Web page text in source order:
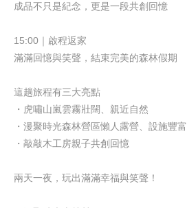
成品不只是紀念，更是一段共創回憶
15:00 ｜啟程返家
滿滿回憶與笑聲，結束完美的森林假期
這趟旅程有三大亮點
・虎嘯山嵐雲霧壯闊、親近自然
・ 漫聚時光森林營區懶人露營、設施豐富
・敲敲木工房親子共創回憶
兩天一夜，玩出滿滿幸福與笑聲！